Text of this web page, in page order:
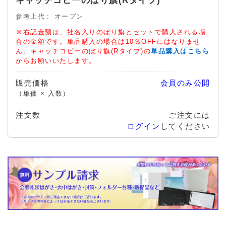
参考上代 オープン
※右記金額は、社名入りのぼり旗とセットで購入される場
合の金額です。単品購入の場合は10％OFFにはなりませ
ん。キャッチコピーのぼり旗(Rタイプ)の単品購入はこちら
からお願いいたします。
販売価格
（単価 × 入数）
会員のみ公開
注文数
ご注文には
ログイン してください